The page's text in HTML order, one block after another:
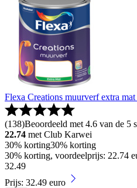
Flexa Creations muurverf extra
(138)Beoordeeld met 4.6 van de 5
22.74 met Club Karwei
30% korting30% korting
30% korting, voordeelprijs: 22.74
32.49
Prijs: 32.49 euro